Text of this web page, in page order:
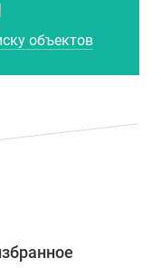
объектов